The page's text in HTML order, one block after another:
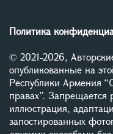
Политика
© 2021-2026,
опубликованные на
Республики Армения
правах”. Запрещается
иллюстрация,
запостированных